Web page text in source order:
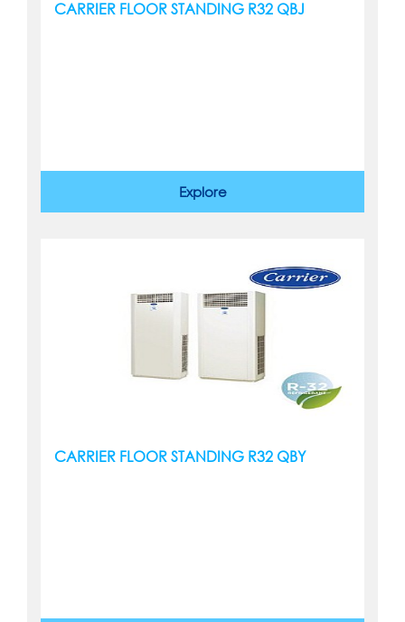
CARRIER FLOOR STANDING R32 QBJ
Explore
CARRIER FLOOR STANDING R32 QBY